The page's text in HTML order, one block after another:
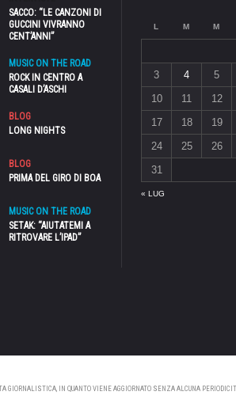
SACCO: “LE CANZONI DI
GUCCINI VIVRANNO
CENT’ANNI”
MUSIC ON THE ROAD
ROCK IN CENTRO A
CASALI D’ASCHI
BLOG
LONG NIGHTS
BLOG
PRIMA DEL GIRO DI BOA
MUSIC ON THE ROAD
SETAK: “AIUTATEMI A
RITROVARE L’IPAD”
L M M
« LUG
3
4 5
10
11 12
17
18 19
24
25 26
31
IN QUANTO VIENE AGGIORNATO SENZA ALCUNA